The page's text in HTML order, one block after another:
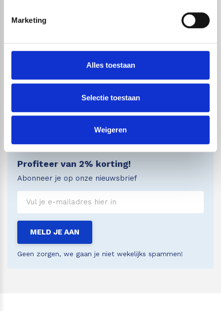
Marketing
Alles toestaan
Selectie toestaan
Weigeren
Bezorginformatie
Wij streven er naar om je bestelling zo snel
hiervoor al jaren samen metDHL
(B).
Profiteer van 2% korting!
Abonneer je op onze nieuwsbrief
Geen zorgen, we gaan je niet wekelijks spammen!
MELD JE AAN